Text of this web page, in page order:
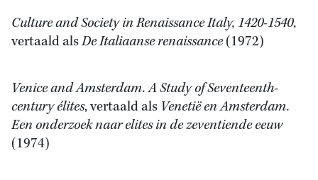
Culture and Society in Renaissance Italy, 1420-1540,
vertaald alsDe Italiaanse renaissance(1972)
Venice and Amsterdam. A Study of Seventeenth-
century élites, vertaald als Venetië en Amsterdam.
Een onderzoek naar elites in de zeventiende eeuw
(1974)